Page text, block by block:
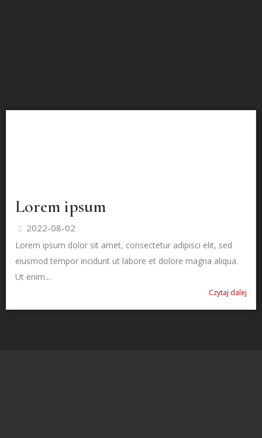
Lorem ipsum
2022-08-02
Lorem ipsum dolor sit amet, consectetur adipisci elit, sed
eiusmod tempor incidunt ut labore et dolore magna aliqua.
Ut enim...
Czytaj dalej